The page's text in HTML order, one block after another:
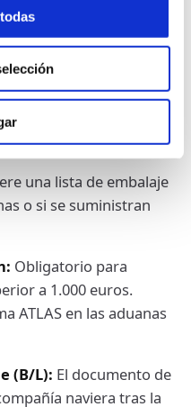
La falta de
incorrecta pueden
y costes adicionales.
el valor de la
y una
una lista de embalaje
o si se suministran
Obligatorio para
a 1.000 euros.
ATLAS en las aduanas
(B/L): El documento de
naviera tras la